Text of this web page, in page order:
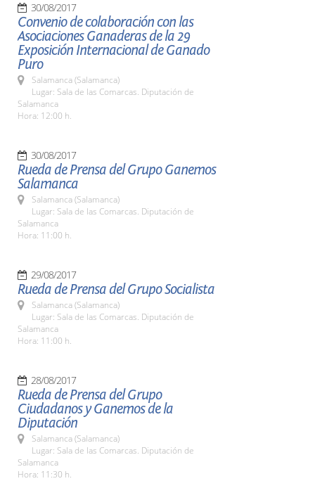
30/08/2017
Convenio de colaboración con las
Asociaciones Ganaderas de la 29
Exposición Internacional de Ganado
Puro
Salamanca (Salamanca)
Lugar: Sala de las Comarcas. Diputación de
Salamanca
Hora: 12:00 h.
30/08/2017
Rueda de Prensa del Grupo Ganemos
Salamanca
Salamanca (Salamanca)
Lugar: Sala de las Comarcas. Diputación de
Salamanca
Hora: 11:00 h.
29/08/2017
Rueda de Prensa del Grupo Socialista
Salamanca (Salamanca)
Lugar: Sala de las Comarcas. Diputación de
Salamanca
Hora: 11:00 h.
28/08/2017
Rueda de Prensa del Grupo
Ciudadanos y Ganemos de la
Diputación
Salamanca (Salamanca)
Lugar: Sala de las Comarcas. Diputación de
Salamanca
Hora: 11:30 h.